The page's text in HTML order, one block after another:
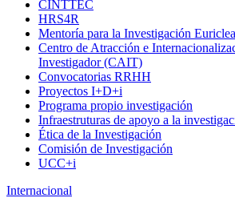
CINTTEC
HRS4R
Mentoría para la Investigación Euriclea
Centro de Atracción e
Investigador (CAIT)
Convocatorias RRHH
Proyectos I+D+i
Programa propio investigación
Infraestruturas de apoyo a la
Ética de la Investigación
Comisión de Investigación
UCC+i
Internacional